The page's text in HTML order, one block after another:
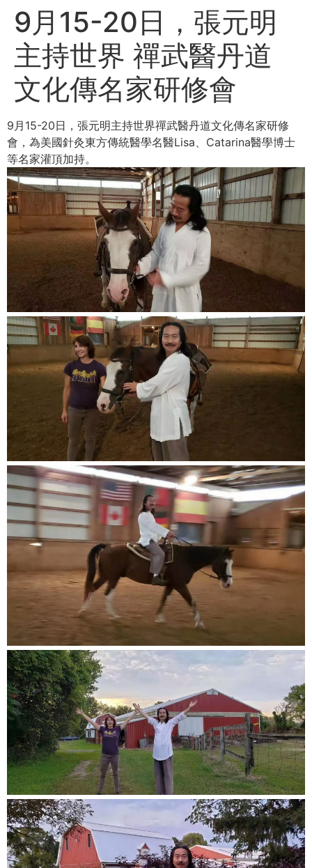
9月15-20日，張元明
主持世界 禪武醫丹道
文化傳名家研修會
9月15-20日，張元明主持世界禪武醫丹道文化傳名家研修
會，為美國針灸東方傳統醫學名醫Lisa、Catarina醫學博士
等名家灌頂加持。